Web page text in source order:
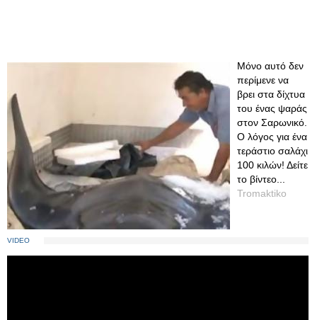
Μόνο αυτό δεν
περίμενε να
βρει στα δίχτυα
του ένας ψαράς
στον Σαρωνικό.
Ο λόγος για ένα
τεράστιο σαλάχι
100 κιλών! Δείτε
το βίντεο...
Tromaktiko
VIDEO